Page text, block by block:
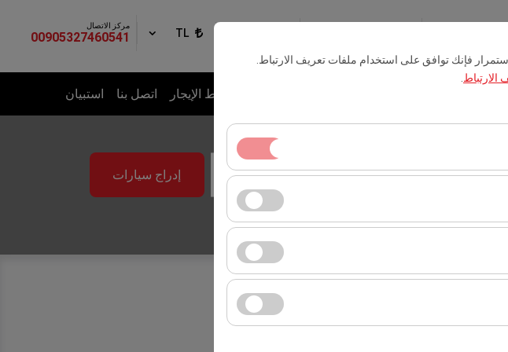
فإنك توافق على استخدام ملفات تعريف الارتباط.
وإدارة الجلسات، والوظائف الأساسية. لا يمكن تعطيلها.
الصفحات الأكثر زيارة، سلوك المستخدمين). تُستخدم
وقياس فعالية حملاتنا الإعلانية (عدد مرات الظهور،
TL
مركز الاتصال
00905327460541
نقاط الإيجار اتصل بنا استبيان
09:00 إدراج سيارات